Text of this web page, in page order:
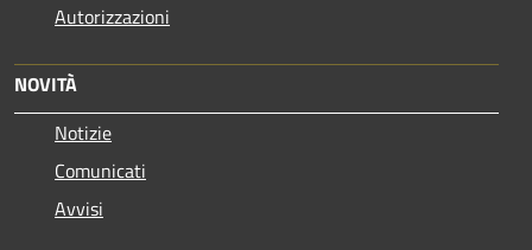
Autorizzazioni
NOVITÀ
Notizie
Comunicati
Avvisi